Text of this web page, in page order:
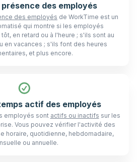
des employés
des employés de WorkTime est un
qui montre si les employés
en retard ou à l'heure ; s'ils sont au
en vacances ; s'ils font des heures
et plus encore.
actif des employés
employés sont actifs ou inactifs sur les
Vous pouvez vérifier l'activité des
horaire, quotidienne, hebdomadaire,
ou annuelle.